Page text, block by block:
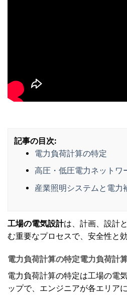
記事の目次:
電力負荷計算の特定
高圧・低圧電力ネットワ
産業照明システムと電力
工場の電気設計は、計画、設計
む重要なプロセスで、安全性と
電力負荷計算の特定電力負荷計
電力負荷計算の特定は工場の電
ップで、エンジニアが各エリア